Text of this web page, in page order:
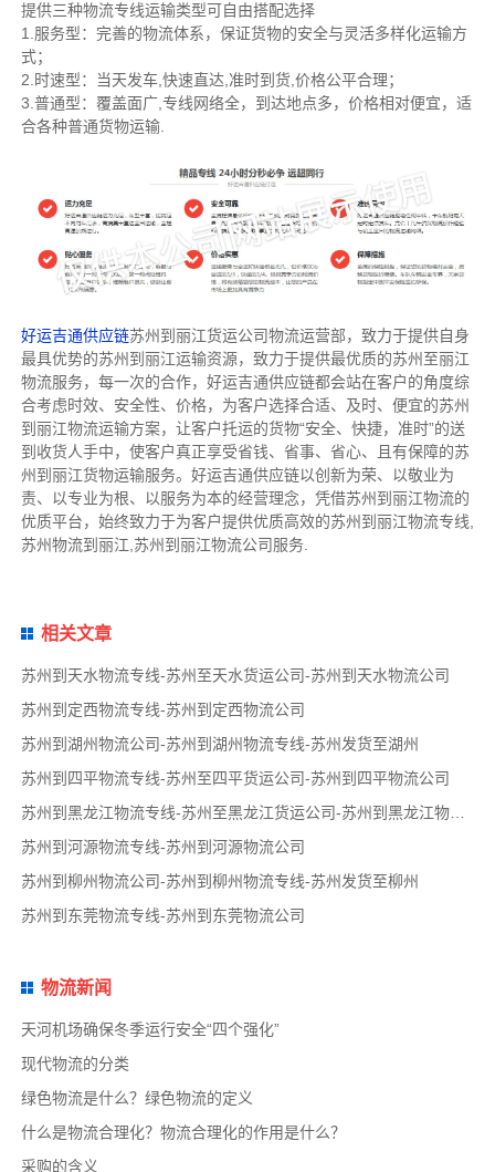
提供三种物流专线运输类型可自由搭配选择
1.服务型：完善的物流体系，保证货物的安全与灵活多样化运输方
式；
2.时速型：当天发车,快速直达,准时到货,价格公平合理；
3.普通型：覆盖面广,专线网络全，到达地点多，价格相对便宜，适
合各种普通货物运输.
好运吉通供应链苏州到丽江货运公司物流运营部，致力于提供自身
最具优势的苏州到丽江运输资源，致力于提供最优质的苏州至丽江
物流服务，每一次的合作，好运吉通供应链都会站在客户的角度综
合考虑时效、安全性、价格，为客户选择合适、及时、便宜的苏州
到丽江物流运输方案，让客户托运的货物“安全、快捷，准时”的送
到收货人手中，使客户真正享受省钱、省事、省心、且有保障的苏
州到丽江货物运输服务。好运吉通供应链以创新为荣、以敬业为
责、以专业为根、以服务为本的经营理念，凭借苏州到丽江物流的
优质平台，始终致力于为客户提供优质高效的苏州到丽江物流专线,
苏州物流到丽江,苏州到丽江物流公司服务.
相关文章
苏州到天水物流专线-苏州至天水货运公司-苏州到天水物流公司
苏州到定西物流专线-苏州到定西物流公司
苏州到湖州物流公司-苏州到湖州物流专线-苏州发货至湖州
苏州到四平物流专线-苏州至四平货运公司-苏州到四平物流公司
苏州到黑龙江物流专线-苏州至黑龙江货运公司-苏州到黑龙江物流公司
苏州到河源物流专线-苏州到河源物流公司
苏州到柳州物流公司-苏州到柳州物流专线-苏州发货至柳州
苏州到东莞物流专线-苏州到东莞物流公司
物流新闻
天河机场确保冬季运行安全“四个强化”
现代物流的分类
绿色物流是什么？绿色物流的定义
什么是物流合理化？物流合理化的作用是什么？
采购的含义